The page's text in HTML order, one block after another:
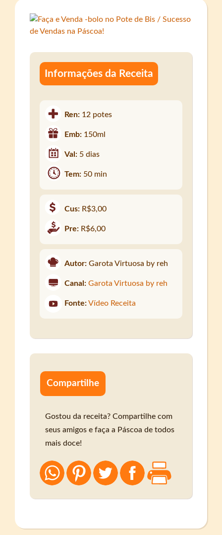
Informações da Receita
Ren: 12 potes
Emb: 150ml
Val: 5 dias
Tem: 50 min
Cus: R$3,00
Pre: R$6,00
Autor: Garota Virtuosa by reh
Canal: Garota Virtuosa by reh
Fonte: Vídeo Receita
Compartilhe
Gostou da receita? Compartilhe com
seus amigos e faça a Páscoa de todos
mais doce!